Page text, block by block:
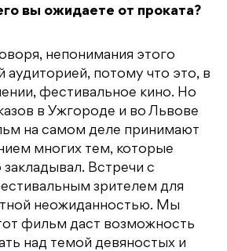
вы ожидаете от проката?
непонимания этого
потому что это, в
фестивальное кино. Но
в Ужгороде и во Львове
на самом деле принимают
многих тем, которые
Встречи с
зрителем для
неожиданностью. Мы
фильм даст возможность
над темой девяностых и